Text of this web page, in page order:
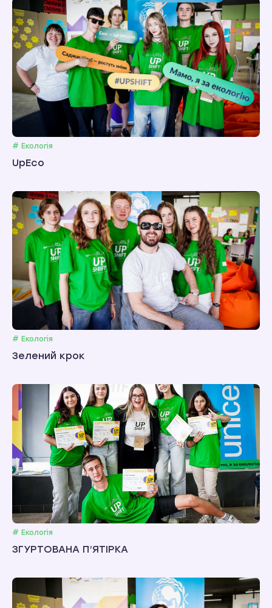
# Екологія
UpEco
# Екологія
Зелений крок
# Екологія
ЗГУРТОВАНА П’ЯТІРКА